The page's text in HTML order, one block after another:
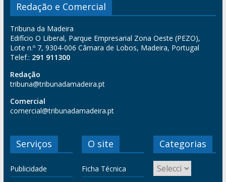
Redação e Comercial
Tribuna da Madeira
Edifício O Liberal, Parque Empresarial Zona Oeste (PEZO),
Lote n.º 7, 9304-006 Câmara de Lobos, Madeira, Portugal
Telef.: 291 911300
Redação
tribuna@tribunadamadeira.pt
Comercial
comercial@tribunadamadeira.pt
Serviços
Publicidade
O site
Ficha Técnica
Categorias